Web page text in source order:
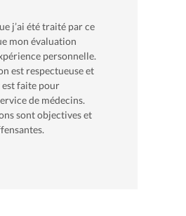
j’ai été traité par ce
mon évaluation
personnelle.
est respectueuse et
faite pour
de médecins.
sont objectives et